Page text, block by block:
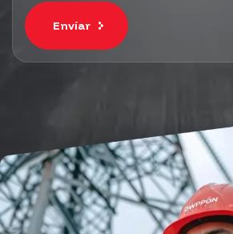
Envíar